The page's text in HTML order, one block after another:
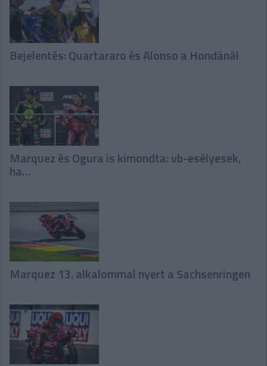
Bejelentés: Quartararo és Alonso a Hondánál
Marquez és Ogura is kimondta: vb-esélyesek,
ha…
Marquez 13. alkalommal nyert a Sachsenringen